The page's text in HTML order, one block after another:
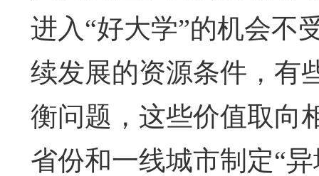
进入“好大学”的机会不
续发展的资源条件，有
衡问题，这些价值取向
省份和一线城市制定“